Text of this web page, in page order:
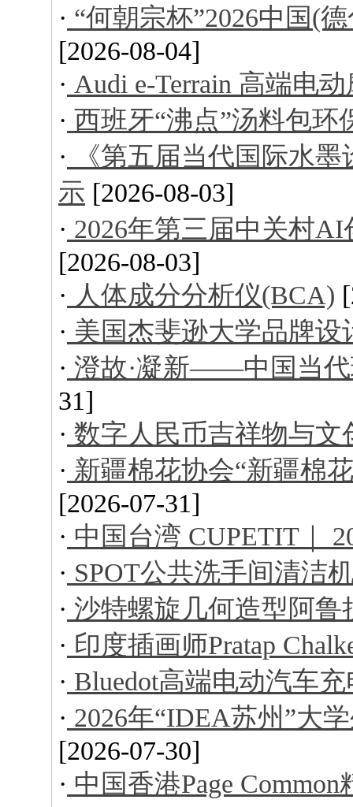
· “何朝宗杯”2026中国(
[2026-08-04]
· Audi e-Terrain 高端电
· 西班牙“沸点”汤料包环
· 《第五届当代国际水
示 [2026-08-03]
· 2026年第三届中关村
[2026-08-03]
· 人体成分分析仪(BCA)
· 美国杰斐逊大学品牌设
· 澄故·凝新——中国当
31]
· 数字人民币吉祥物与文
· 新疆棉花协会“新疆棉
[2026-07-31]
· 中国台湾 CUPETIT｜
· SPOT公共洗手间清洁
· 沙特螺旋几何造型阿鲁
· 印度插画师Pratap
· Bluedot高端电动汽车
· 2026年“IDEA苏州”大
[2026-07-30]
· 中国香港Page